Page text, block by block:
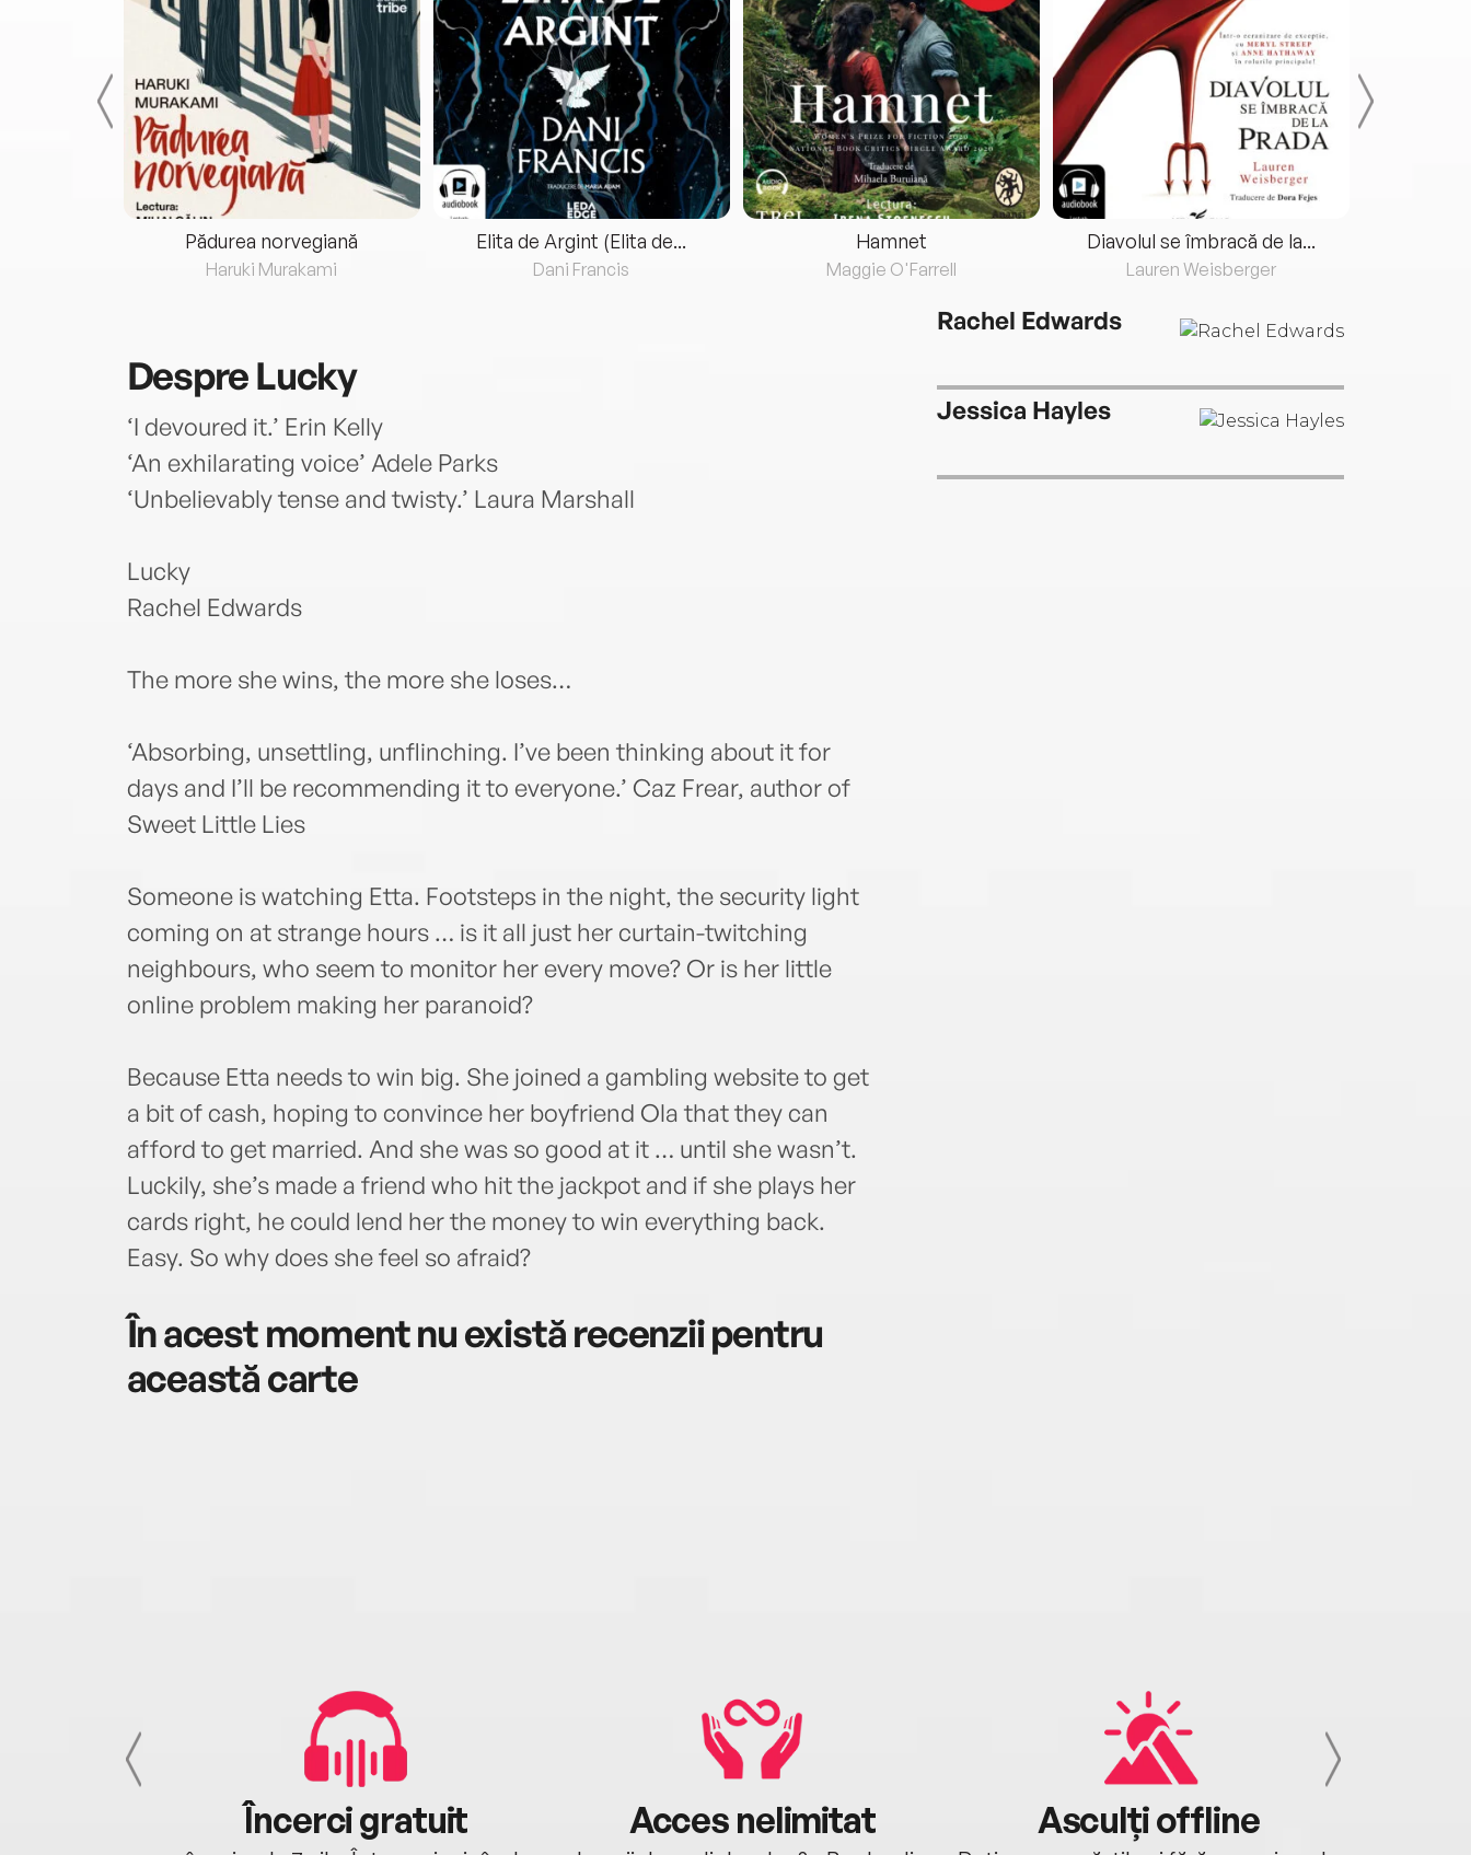
Pădurea norvegiană
Haruki Murakami
Elita de Argint (Elita de...
Dani Francis
Hamnet
Maggie O'Farrell
Diavolul se îmbracă de la...
Lauren Weisberger
DespreLucky
‘I devoured it.’ Erin Kelly
‘An exhilarating voice’ Adele Parks
‘Unbelievably tense and twisty.’ Laura Marshall
Lucky
Rachel Edwards
The more she wins, the more she loses…
‘Absorbing, unsettling, unflinching. I’ve been thinking about it for
days and I’ll be recommending it to everyone.’ Caz Frear, author of
Sweet Little Lies
Someone is watching Etta. Footsteps in the night, the security light
coming on at strange hours … is it all just her curtain-twitching
neighbours, who seem to monitor her every move? Or is her little
online problem making her paranoid?
Because Etta needs to win big. She joined a gambling website to get
a bit of cash, hoping to convince her boyfriend Ola that they can
afford to get married. And she was so good at it … until she wasn’t.
Luckily, she’s made a friend who hit the jackpot and if she plays her
cards right, he could lend her the money to win everything back.
Easy. So why does she feel so afraid?
În acest moment nu există recenzii pentru
această carte
Rachel Edwards
Jessica Hayles
Încerci gratuit Acces nelimitat Asculți offline